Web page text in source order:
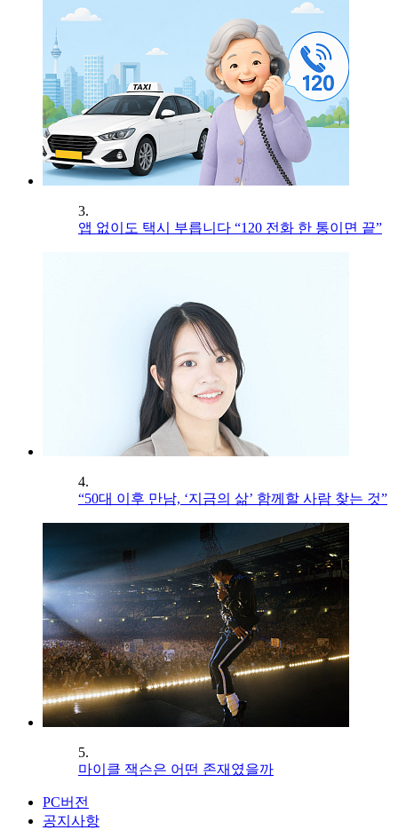
3.
앱 없이도 택시 부릅니다 “120 전화 한 통이면 끝”
4.
“50대 이후 만남, ‘지금의 삶’ 함께할 사람 찾는 것”
5.
마이클 잭슨은 어떤 존재였을까
PC버전
공지사항